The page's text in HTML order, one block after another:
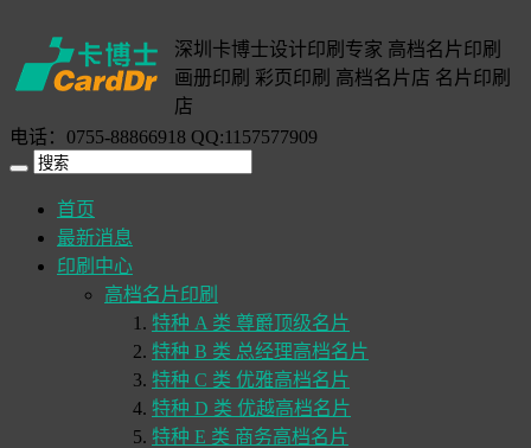
深圳卡博士设计印刷专家 高档名片印刷
画册印刷 彩页印刷 高档名片店 名片印刷
店
电话：0755-88866918 QQ:1157577909
首页
最新消息
印刷中心
高档名片印刷
特种 A 类 尊爵顶级名片
特种 B 类 总经理高档名片
特种 C 类 优雅高档名片
特种 D 类 优越高档名片
特种 E 类 商务高档名片